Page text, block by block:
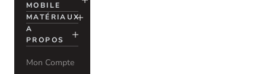
MOBILE
MATÉRIAUX
A
PROPOS
Mon Compte